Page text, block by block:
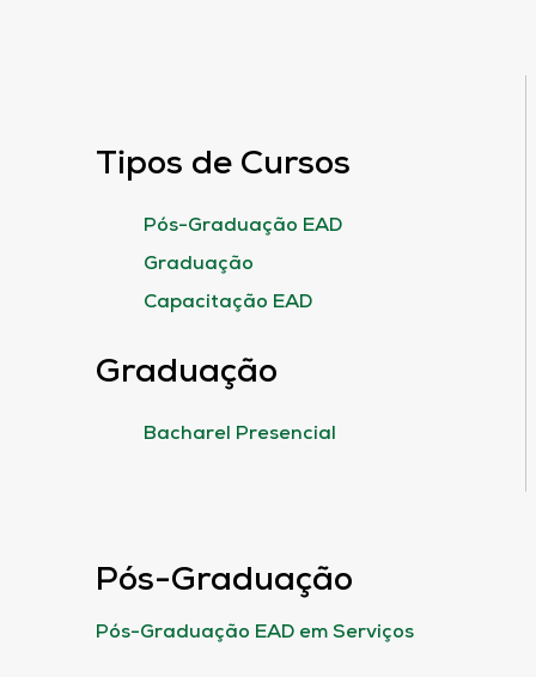
Tipos de Cursos
Pós-Graduação EAD
Graduação
Capacitação EAD
Graduação
Bacharel Presencial
Pós-Graduação
Pós-Graduação EAD em Serviços